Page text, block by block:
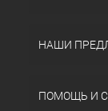
НАШИ
ПОМОЩЬ И